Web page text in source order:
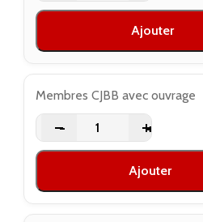
Ajouter
Membres CJBB avec ouvrage
- +
Ajouter